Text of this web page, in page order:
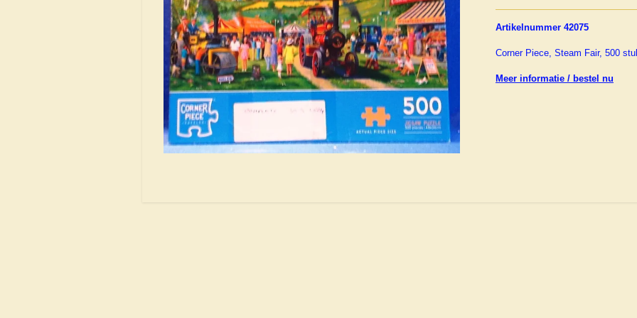
Artikelnummer 42075
Corner Piece, Steam Fair, 500
Meer informatie / bestel nu